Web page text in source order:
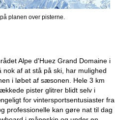
planen over pisterne.
Alpe d'Huez Grand Domaine i
af at stå på ski, har mulighed
i løbet af sæsonen. Hele 3 km
pister glitrer blidt selv i
for vintersportsentusiaster fra
professionelle kan gøre nat til dag